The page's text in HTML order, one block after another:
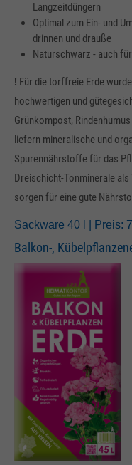
Langzeitdüngern
Optimal zum Ein- und
drinnen und drauße
Naturschwarz - auch
! Für die torffreie Erde
hochwertigen und
Grünkompost,
liefern mineralische und
Spurennährstoffe für das
Dreischicht-Tonminerale
sorgen für eine gute
Sackware 40 l | Preis:
Balkon-,